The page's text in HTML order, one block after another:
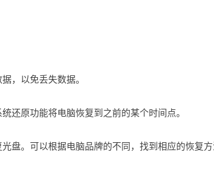
，以免丢失数据。
还原功能将电脑恢复到之前的某个时间点。
盘。可以根据电脑品牌的不同，找到相应的恢复方